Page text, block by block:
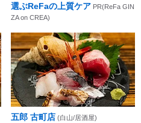
選ぶReFaの上質ケア PR(ReFa GIN
ZA on CREA)
五郎 古町店 (白山/居酒屋)